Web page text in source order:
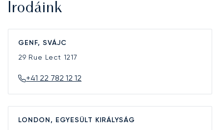
Irodáink
GENF, SVÁJC
29 Rue Lect 1217
+41 22 782 12 12
LONDON, EGYESÜLT KIRÁLYSÁG